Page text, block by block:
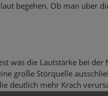
begehen. Ob man über
was die Lautstärke bei
große Störquelle
deutlich mehr Krach